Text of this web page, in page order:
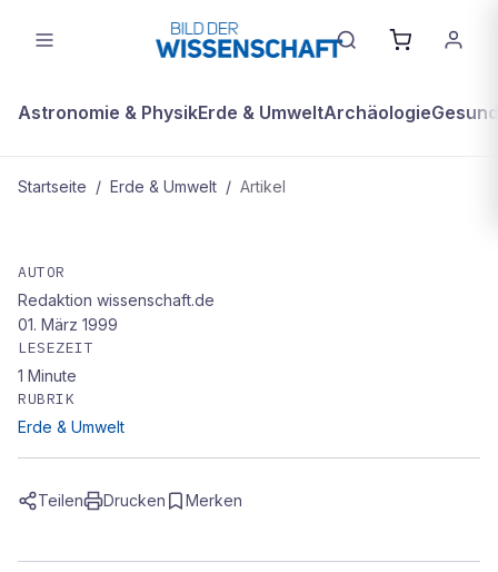
Astronomie & PhysikErde & UmweltArchäologie
Startseite / Erde & Umwelt / Artikel
homepage des monats: Erdbeben
AUTOR
Redaktion wissenschaft.de
01. März 1999
LESEZEIT
1 Minute
RUBRIK
Erde & Umwelt
Teilen Drucken Merken